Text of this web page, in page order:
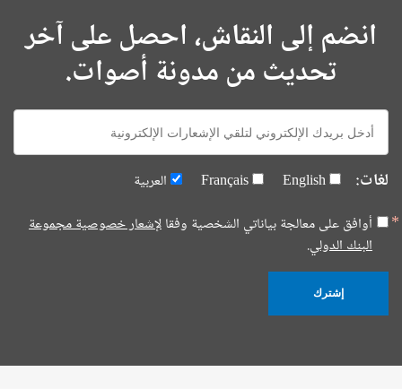
انضم إلى النقاش، احصل على آخر
تحديث من مدونة أصوات.
E-
mail:
لغات: English
Français
العربية
أوافق على معالجة بياناتي الشخصية وفقالإشعار خصوصية مجموعة
البنك الدولي.
إشترك